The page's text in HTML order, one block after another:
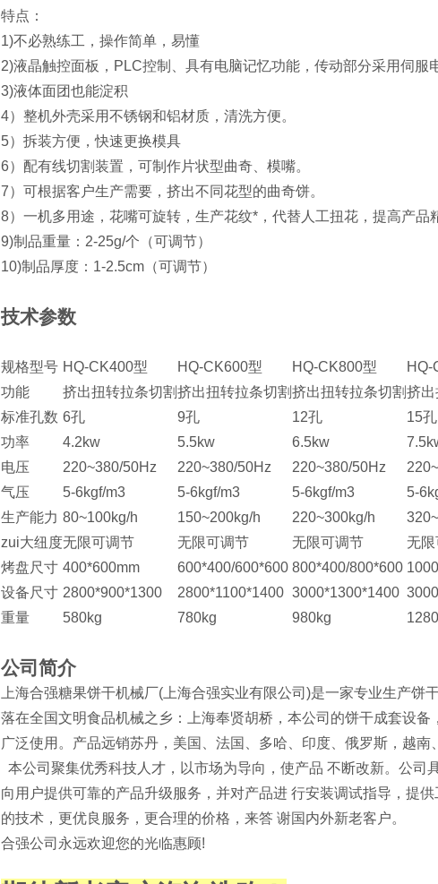
特点：
1)不必熟练工，操作简单，易懂
2)液晶触控面板，PLC控制、具有电脑记忆功能，传动部分采用伺服
3)液体面团也能淀积
4）整机外壳采用不锈钢和铝材质，清洗方便。
5）拆装方便，快速更换模具
6）配有线切割装置，可制作片状型曲奇、模嘴。
7）可根据客户生产需要，挤出不同花型的曲奇饼。
8）一机多用途，花嘴可旋转，生产花纹*，代替人工扭花，提高产品
9)制品重量：2-25g/个（可调节）
10)制品厚度：1-2.5cm（可调节）
技术参数
规格型号 HQ-CK400型 HQ-CK600型 HQ-CK800型
HQ-
功能
挤出扭转拉条切割挤出扭转拉条切割挤出扭转拉条切割挤
标准孔数 6孔 9孔 12孔
15孔
功率
4.2kw 5.5kw 6.5kw
电压
220~380/50Hz 220~380/50Hz 220~380/50Hz
气压
5-6kgf/m3 5-6kgf/m3 5-6kgf/m3
5-
生产能力 80~100kg/h 150~200kg/h 220~300kg/h
zui大纽度无限可调节 无限可调节 无限可调节
无
烤盘尺寸 400*600mm 600*400/600*600 800*400/800*600
设备尺寸 2800*900*1300 2800*1100*1400 3000*1300*1400
重量
580kg 780kg 980kg
公司简介
上海合强糖果饼干机械厂(上海合强实业有限公司)是一家专业生产
落在全国文明食品机械之乡：上海奉贤胡桥，本公司的饼干成套设
广泛使用。产品远销苏丹，美国、法国、多哈、印度、俄罗斯，越
本公司聚集优秀科技人才，以市场为导向，使产品 不断改新。公司
向用户提供可靠的产品升级服务，并对产品进 行安装调试指导，提
的技术，更优良服务，更合理的价格，来答 谢国内外新老客户。
合强公司永远欢迎您的光临惠顾!